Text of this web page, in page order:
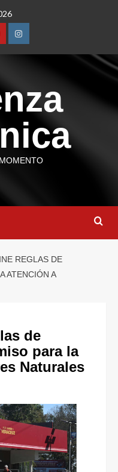
REGLAS DE
ATENCIÓN A
de
para la
Naturales